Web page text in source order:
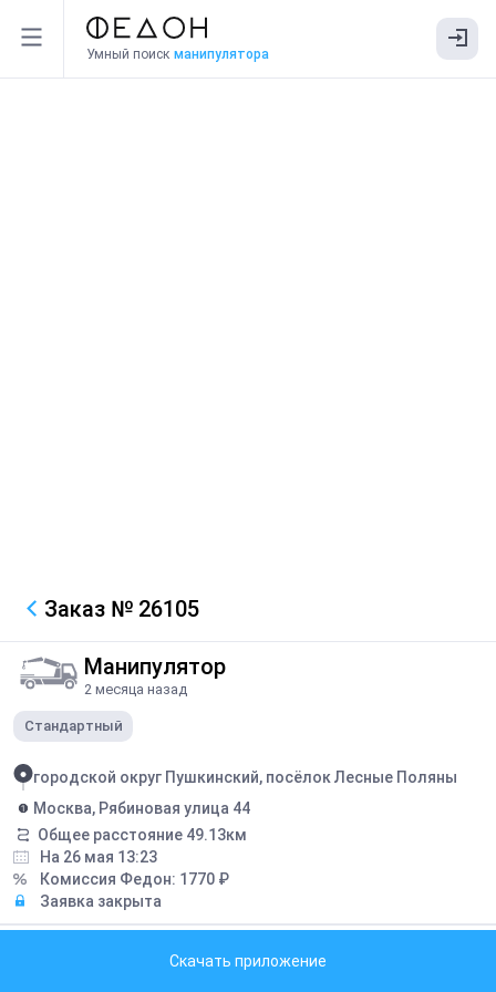
Умный поиск манипулятора
Заказ № 26105
Манипулятор
2 месяца назад
Стандартный
городской округ Пушкинский, посёлок Лесные Поляны
Москва, Рябиновая улица 44
Общее расстояние 49.13км
На 26 мая 13:23
Комиссия Федон: 1770 ₽
Заявка закрыта
Скачать приложение